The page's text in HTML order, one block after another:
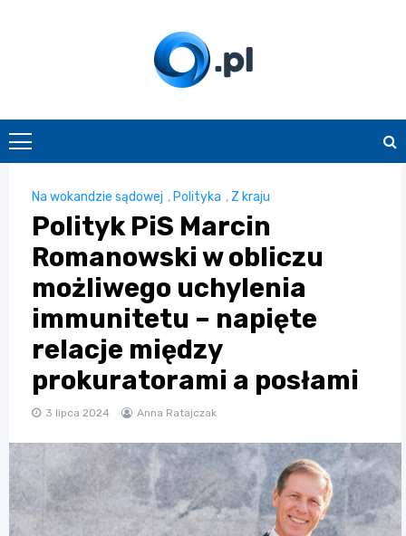
O.pl
Na wokandzie sądowej , Polityka , Z kraju
Polityk PiS Marcin
Romanowski w obliczu
możliwego uchylenia
immunitetu – napięte
relacje między
prokuratorami a posłami
3 lipca 2024 Anna Ratajczak